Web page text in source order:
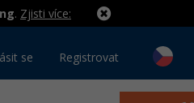
. Zjisti více:
se Registrovat